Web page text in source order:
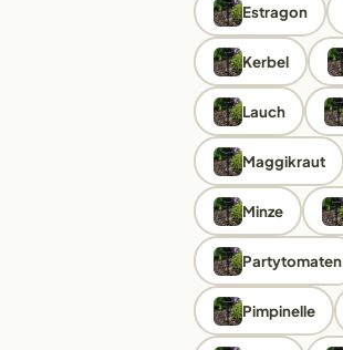
Estragon
Kerbel
Lauch
Maggikraut
Minze
Partytomaten
Pimpinelle